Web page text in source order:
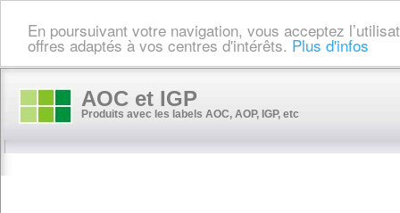
En poursuivant votre navigation, vous acceptez
offres adaptés à vos centres d'intérêts. Plus d'infos
AOC et IGP
Produits avec les labels AOC, AOP, IGP, etc